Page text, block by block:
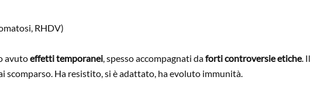
RHDV)
avutoeffetti temporanei, spesso accompagnati daforti controversie etiche. Il
scomparso. Ha resistito, si è adattato, ha evoluto immunità.